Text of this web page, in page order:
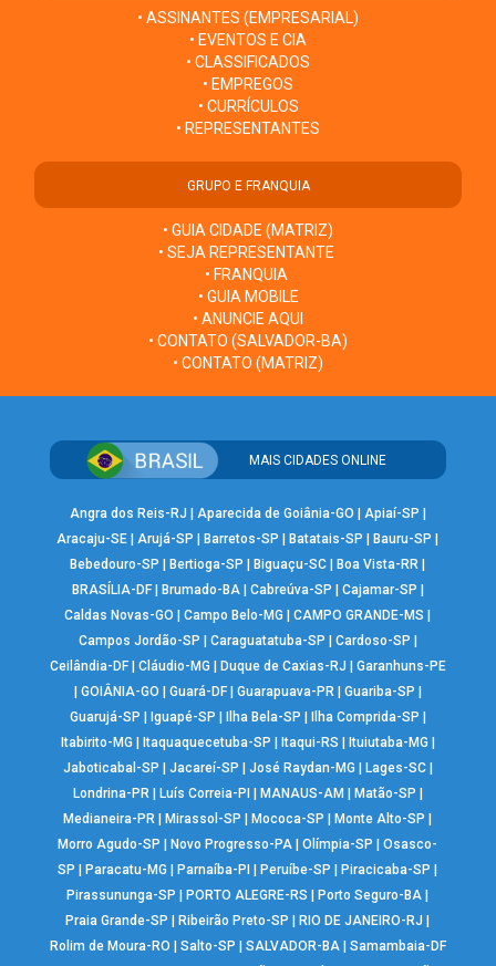
• ASSINANTES (EMPRESARIAL)
• EVENTOS E CIA
• CLASSIFICADOS
• EMPREGOS
• CURRÍCULOS
• REPRESENTANTES
GRUPO E FRANQUIA
• GUIA CIDADE (MATRIZ)
• SEJA REPRESENTANTE
• FRANQUIA
• GUIA MOBILE
• ANUNCIE AQUI
• CONTATO (SALVADOR-BA)
• CONTATO (MATRIZ)
MAIS CIDADES ONLINE
Angra dos Reis-RJ Aparecida de Goiânia-GO Apiaí-SP
Aracaju-SE |Arujá-SP Barretos-SP Batatais-SP Bauru-SP
Bebedouro-SP
Bertioga-SP Biguaçu-SC Boa Vista-RR
BRASÍLIA-DF| Brumado-BA| Cabreúva-SP Cajamar-SP
Caldas Novas-GO
|Campo Belo-MG |CAMPO GRANDE-MS
Campos Jordão-SP
Caraguatatuba-SP Cardoso-SP
Ceilândia-DF| Cláudio-MG Duque de Caxias-RJ
Garanhuns-PE
GOIÂNIA-GO Guará-DF| Guarapuava-PR| Guariba-SP
Guarujá-SP
Iguapé-SP Ilha Bela-SP Ilha Comprida-SP
Itabirito-MG
Itaquaquecetuba-SP Itaqui-RS Ituiutaba-MG
Jaboticabal-SP
Jacareí-SP José Raydan-MG Lages-SC|
Londrina-PR| Luís Correia-PI MANAUS-AM Matão-SP
Medianeira-PR
Mirassol-SP Mococa-SP Monte Alto-SP
Morro Agudo-SP
Novo Progresso-PA |Olímpia-SP |Osasco-
SP
Paracatu-MG Parnaíba-PI Peruíbe-SP Piracicaba-SP
Pirassununga-SP
PORTO ALEGRE-RS Porto Seguro-BA
Praia Grande-SP
Ribeirão Preto-SP RIO DE JANEIRO-RJ
Rolim de Moura-RO
Salto-SP SALVADOR-BA| Samambaia-DF